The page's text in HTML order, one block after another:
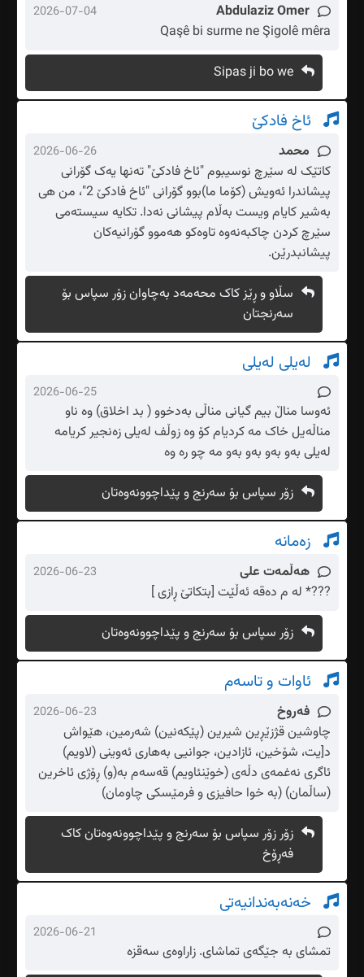
Abdulaziz Omer
2026-07-04
Qaşê bi surme ne Şigolê mêra
Sipas ji bo we
ئاخ فادکێ
محمد 2026-06-26
کاتێک لە سێرچ نوسیبوم "ئاخ فادکێ" تەنها یەک گۆرانی
پیشاندرا ئەویش (کۆما ما)بوو گۆرانی "ئاخ فادکێ 2"، من هی
بەشیر کایام ویست بەڵام پیشانی نەدا. تکایە سیستەمی
سێرچ کردن چاکبەنەوە تاوەکو هەموو گۆرانیەکان
پیشانبدرێن.
سڵاو و ڕێز کاک محەمەد بەچاوان زۆر سپاس بۆ
سەرنجتان
لەیلی لەیلی
2026-06-25
ئەوسا مناڵ بیم گیانی مناڵی بەدخوو ( بد اخلاق) وە ناو
مناڵەیل خاک مه کردیام کۆ وە زوڵف لەیلی زەنجیر کریامە
لەیلی بەو بەو بەو بەو مه چو ره وه
زۆر سپاس بۆ سەرنج و پێداچوونەوەتان
زەمانە
هەڵمەت علی 2026-06-23
???* لە م دەقە ئەڵێت [بتکاتێ ڕازی ]
زۆر سپاس بۆ سەرنج و پێداچوونەوەتان
ئاوات و تاسەم
فەروخ 2026-06-23
چاوشین قژزێڕین شیرین (پێکەنین) شەرمین، هێواش
د[یت، شۆخین، ئازادین، جوانیی بەهاری ئەوینی (لاویم)
ئاگری نەغمەی دڵەی (خوێنئاویم) قەسەم بە(و) ڕۆژی ئاخرین
(ساڵمان) (بە خوا حافیزی و فرمێسکی چاومان)
زۆر زۆر سپاس بۆ سەرنج و پێداچوونەوەتان کاک
فەڕۆخ
خەنەبەندانیەتی
2026-06-21
تمشای بە جێگەی تماشای. زاراوەی سەقزە